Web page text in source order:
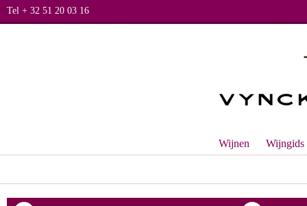
Tel + 32 51 20 03 16
Wijnen Wijngids